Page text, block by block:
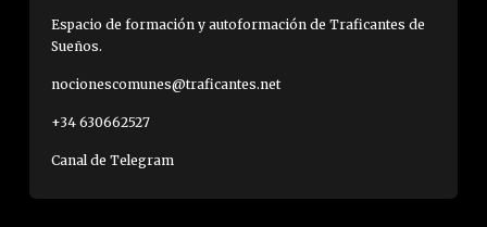
Espacio de formación y autoformación de Traficantes de
Sueños.
nocionescomunes@traficantes.net
+34 630662527
Canal de Telegram